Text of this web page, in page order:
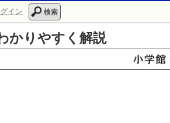
イン 検索
かりやすく解説